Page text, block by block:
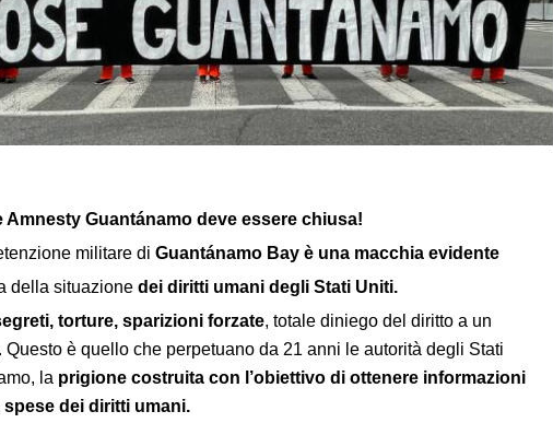
Amnesty Guantánamo deve essere chiusa!
militare di Guantánamo Bay è una macchia evidente
della situazione dei diritti umani degli Stati Uniti.
torture, sparizioni forzate, totale diniego del diritto a un
Questo è quello che perpetuano da 21 anni le autorità degli Stati
la prigione costruita con l’obiettivo di ottenere informazioni
spese dei diritti umani.